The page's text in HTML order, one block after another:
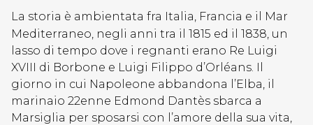
La storia è ambientata fra Italia, Francia e il Mar
Mediterraneo, negli anni tra il 1815 ed il 1838, un
lasso di tempo dove i regnanti erano Re Luigi
XVIII di Borbone e Luigi Filippo d’Orléans. Il
giorno in cui Napoleone abbandona l’Elba, il
marinaio 22enne Edmond Dantès sbarca a
Marsiglia per sposarsi con l’amore della sua vita,